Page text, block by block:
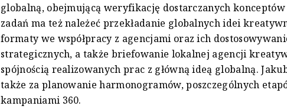
globalną, obejmującą weryfikację dostarczanych
zadań ma też należeć przekładanie globalnych idei
formaty we współpracy z agencjami oraz ich
strategicznych, a także briefowanie lokalnej agencji
spójnością realizowanych prac z główną ideą globalną.
także za planowanie harmonogramów, poszczególnych
kampaniami 360.